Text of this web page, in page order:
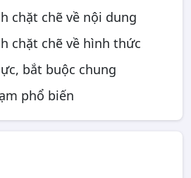
chặt chẽ về nội dung
chặt chẽ về hình thức
bắt buộc chung
phổ biến